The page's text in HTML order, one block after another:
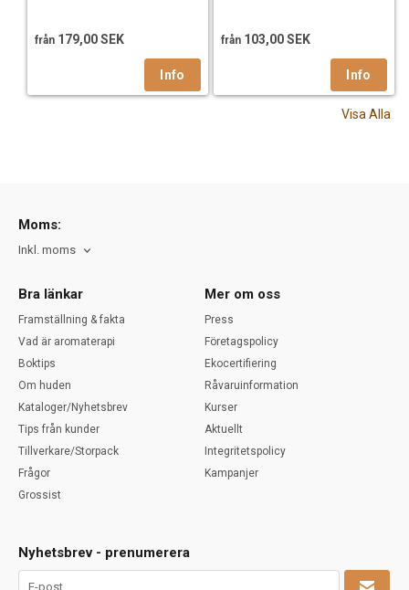
från 179,00 SEK från 103,00 SEK
Visa Alla
Moms:
Inkl. moms
Bra länkar
Framställning & fakta
Vad är aromaterapi
Boktips
Om huden
Kataloger/Nyhetsbrev
Tips från kunder
Tillverkare/Storpack
Frågor
Grossist
Mer om oss
Press
Företagspolicy
Ekocertifiering
Råvaruinformation
Kurser
Aktuellt
Integritetspolicy
Kampanjer
Nyhetsbrev - prenumerera